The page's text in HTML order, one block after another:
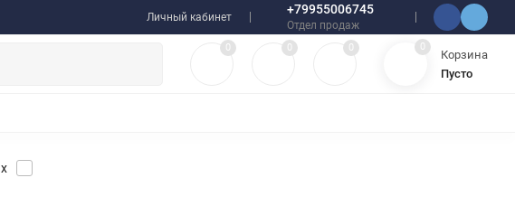
Личный кабинет
+79955006745
Отдел продаж
0 0 0 0
Корзина
Пусто